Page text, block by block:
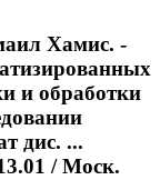
Хамис. -
и обработки
дис. ...
/ Моск.